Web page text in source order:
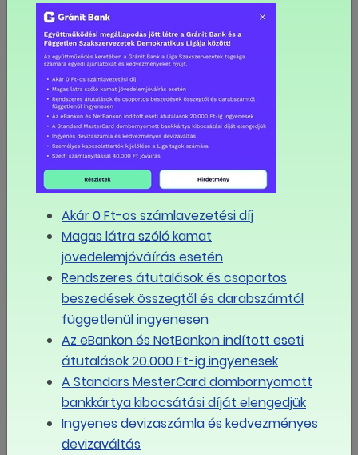
Elhangzott, önmagában a reklám és szóróanyagok,
továbbá a videók sem eredményezik a tagok
belépését, ha nincs közvetlen találkozás, közvetlen
tagszervezési munka. Ez esetben az a figyelem,
amelyet a szakszervezet felkelt, nem hasznosul.
Továbbá elhangzott az is, hogy a szervezés nem lehet
időszakos kampánytéma, mert mára a tagszervezetek
életében a szervezésnek napi tevékenységgé kell
válnia.
A rendezvény végén a LIGA Szakszervezetek elnöke
összefoglalta az előadás, a vita és a hozzászólások
tanulságait, és elmondta, hogy a LIGA Szakszervezetek
a megbeszélteket figyelembe véve alakítja ki
szervezési stratégiáját, és mindazokat az
kiigazításokat, amelyek szükségesek a hatékonyság
növelésében.
MEGOSZTOM FACEBOOKON
LINK MÁSOLÁSA
Akár 0 Ft-os számlavezetési díj
Magas látra szóló kamat
jövedelemjóváírás esetén
Rendszeres átutalások és csoportos
beszedések összegtől és darabszámtól
függetlenül ingyenesen
Az eBankon és NetBankon indított eseti
átutalások 20.000 Ft-ig ingyenesek
A Standars MesterCard dombornyomott
bankkártya kibocsátási díját elengedjük
Ingyenes devizaszámla és kedvezményes
devizaváltás